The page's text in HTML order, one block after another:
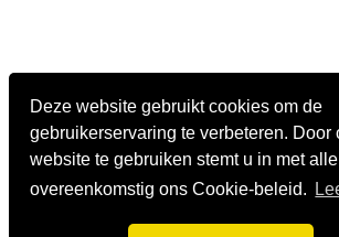
Deze website gebruikt cookies om de
gebruikerservaring te verbeteren. Door
website te gebruiken stemt u in met
overeenkomstig ons Cookie-beleid.